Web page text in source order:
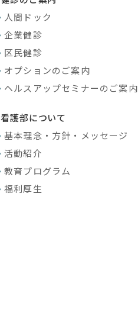
人間ドック
企業健診
区民健診
オプションのご案内
ヘルスアップセミナーのご案内
看護部について
基本理念・方針・メッセージ
活動紹介
教育プログラム
福利厚生